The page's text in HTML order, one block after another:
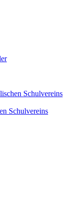
Schulvereins
Schulvereins